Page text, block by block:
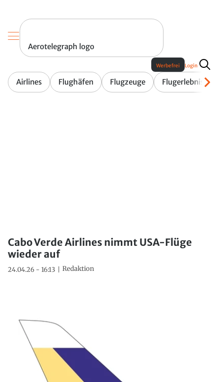
Aerotelegraph logo
Airlines Flughäfen Flugzeuge Flugerlebnis
Werbefrei Login
Cabo Verde Airlines nimmt USA-Flüge
wieder auf
24.04.26 - 16:13 Redaktion